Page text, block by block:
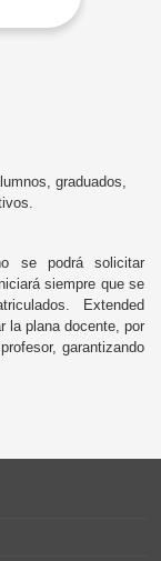
graduados,
se podrá solicitar
siempre que se
Extended
la plana docente, por
garantizando